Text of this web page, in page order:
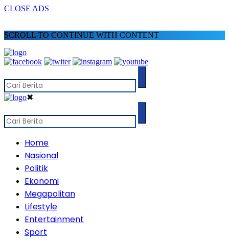
CLOSE ADS
SCROLL TO CONTINUE WITH CONTENT
✖
Home
Nasional
Politik
Ekonomi
Megapolitan
Lifestyle
Entertainment
Sport